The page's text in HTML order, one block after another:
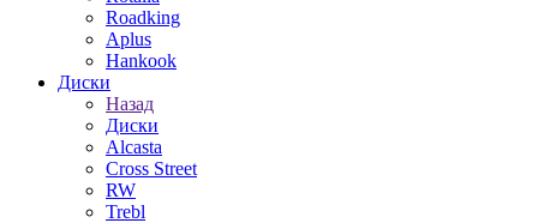
Roadking
Aplus
Hankook
Диски
Назад
Диски
Alcasta
Cross Street
RW
Trebl